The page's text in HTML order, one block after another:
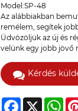
Model:SP-48
Az alábbiakban
remélem, segítek
Üdvözöljük az új és
velünk egy jobb jövő
Kérdés
Facebook
X